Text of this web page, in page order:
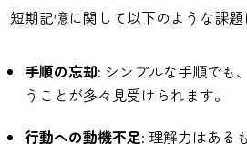
短期記憶に関して以下のような課題
手順の忘却: シンプルな手順でも
うことが多々見受けられます。
行動への動機不足: 理解力はある